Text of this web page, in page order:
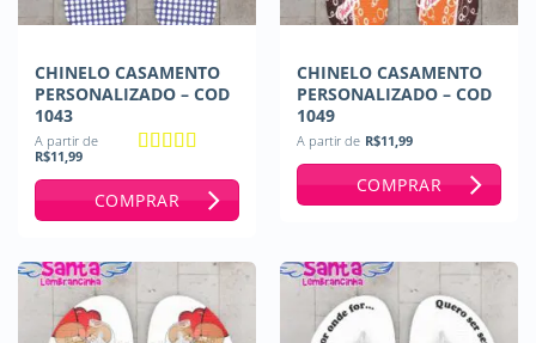
CHINELO CASAMENTO
PERSONALIZADO – COD
1043
A partir de
R$11,99
COMPRAR
CHINELO CASAMENTO
PERSONALIZADO – COD
1049
A partir de R$11,99
COMPRAR